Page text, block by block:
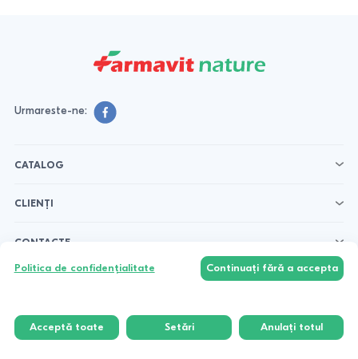
Urmareste-ne:
CATALOG
CLIENȚI
CONTACTE
Politica de confidențialitate Continuați fără a accepta
Acceptă toate Setări Anulați totul